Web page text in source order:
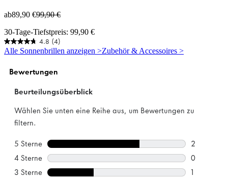
ab89,90 €99,90 €
30-Tage-Tiefstpreis: 99,90 €
4.8 (4)
4.8
von
Sternen.
Bewertungen
Alle Sonnenbrillen anzeigen >Zubehör & Accessoires >